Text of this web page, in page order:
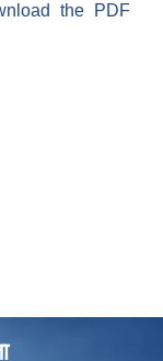
the PDF